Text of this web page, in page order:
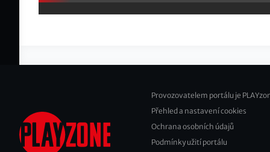
Footer
2
Provozovatelem portálu je
Přehled a nastavení cookies
Ochrana osobních údajů
Podmínky užití portálu